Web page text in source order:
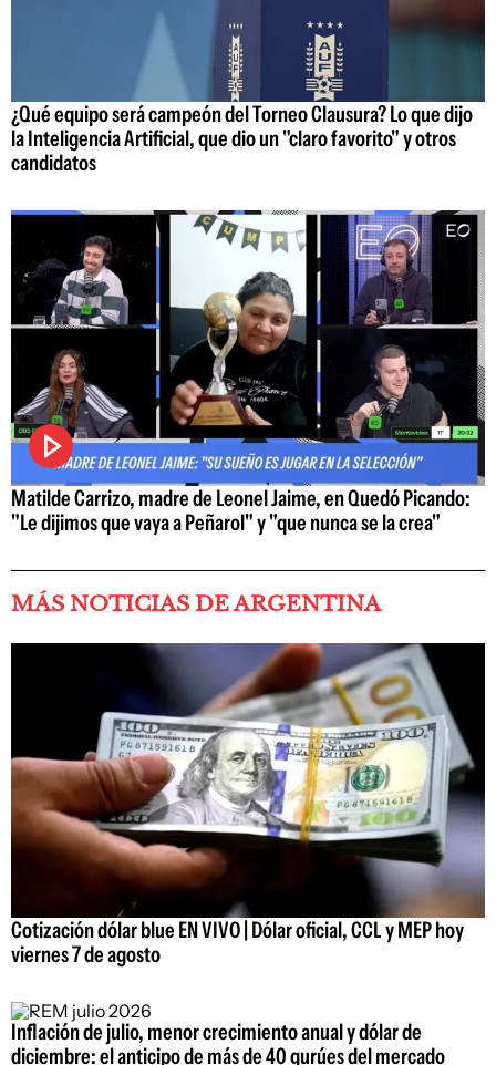
¿Qué equipo será campeón del Torneo Clausura? Lo que dijo
la Inteligencia Artificial, que dio un "claro favorito" y otros
candidatos
Matilde Carrizo, madre de Leonel Jaime, en Quedó Picando:
"Le dijimos que vaya a Peñarol" y "que nunca se la crea"
MÁS NOTICIAS DE ARGENTINA
Cotización dólar blue EN VIVO | Dólar oficial, CCL y MEP hoy
viernes 7 de agosto
Inflación de julio, menor crecimiento anual y dólar de
diciembre: el anticipo de más de 40 gurúes del mercado